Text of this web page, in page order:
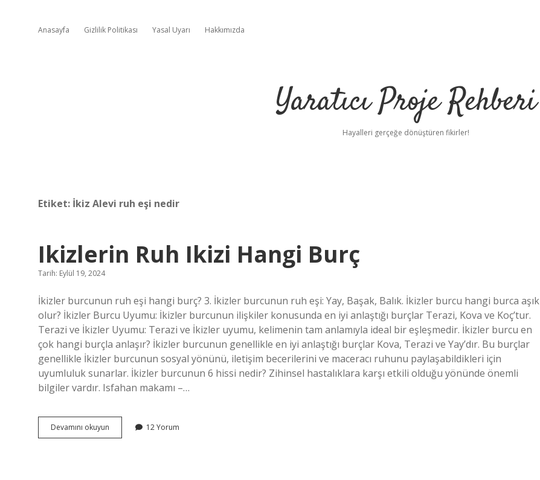
Anasayfa Gizlilik Politikası Yasal Uyarı Hakkımızda
Yaratıcı Proje Rehberi
Hayalleri gerçeğe dönüştüren fikirler!
Etiket: İkiz Alevi ruh eşi nedir
Ikizlerin Ruh Ikizi Hangi Burç
Tarih: Eylül 19, 2024
İkizler burcunun ruh eşi hangi burç? 3. İkizler burcunun ruh eşi: Yay, Başak, Balık. İkizler burcu hangi burca aşık
olur? İkizler Burcu Uyumu: İkizler burcunun ilişkiler konusunda en iyi anlaştığı burçlar Terazi, Kova ve Koç’tur.
Terazi ve İkizler Uyumu: Terazi ve İkizler uyumu, kelimenin tam anlamıyla ideal bir eşleşmedir. İkizler burcu en
çok hangi burçla anlaşır? İkizler burcunun genellikle en iyi anlaştığı burçlar Kova, Terazi ve Yay’dır. Bu burçlar
genellikle İkizler burcunun sosyal yönünü, iletişim becerilerini ve maceracı ruhunu paylaşabildikleri için
uyumluluk sunarlar. İkizler burcunun 6 hissi nedir? Zihinsel hastalıklara karşı etkili olduğu yönünde önemli
bilgiler vardır. Isfahan makamı –…
Devamını okuyun
Ruh
12 Yorum